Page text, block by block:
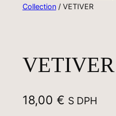
Collection/ VETIVER
VETIVER
18,00 € S DPH